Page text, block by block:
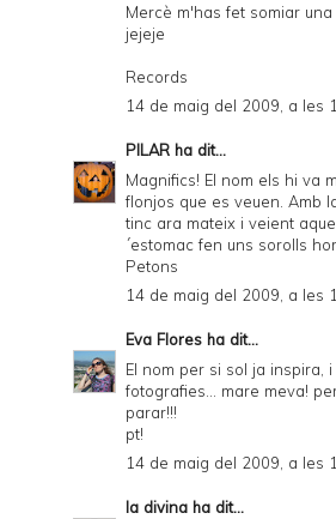
Mercè m'has fet somiar una
jejeje
Records
14 de maig del 2009, a les
PILAR ha dit...
Magnifics! El nom els hi va
flonjos que es veuen. Amb
tinc ara mateix i veient
´estomac fen uns sorolls
Petons
14 de maig del 2009, a les
Eva Flores ha dit...
El nom per si sol ja inspira, i
fotografies... mare meva!
parar!!!
pt!
14 de maig del 2009, a les
la divina ha dit...